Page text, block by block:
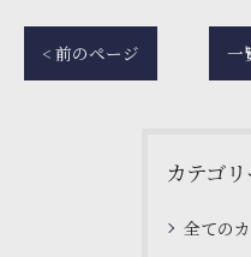
< 前のページ 一
カテゴ
全ての